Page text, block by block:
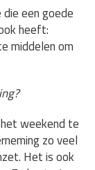
een goede
heeft:
middelen om
weekend te
zo veel
Het is ook